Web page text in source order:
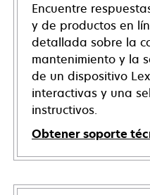
Encuentre
y de productos en
detallada sobre la
mantenimiento y la
de un dispositivo
interactivas y una
instructivos.
Obtener soporte
se
abre